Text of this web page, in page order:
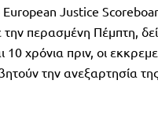
European Justice
περασμένη Πέμπτη,
χρόνια πριν, οι
την ανεξαρτησία